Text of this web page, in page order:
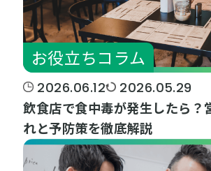
お役立ちコラム
2026.06.12
2026.05.29
飲食店で食中毒が発生したら？
れと予防策を徹底解説